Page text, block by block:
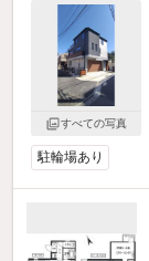
すべての写真
駐輪場あり